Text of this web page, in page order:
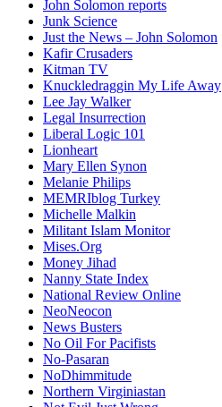
John Solomon reports
Junk Science
Just the News – John Solomon
Kafir Crusaders
Kitman TV
Knuckledraggin My Life Away
Lee Jay Walker
Legal Insurrection
Liberal Logic 101
Lionheart
Mary Ellen Synon
Melanie Philips
MEMRIblog Turkey
Michelle Malkin
Militant Islam Monitor
Mises.Org
Money Jihad
Nanny State Index
National Review Online
NeoNeocon
News Busters
No Oil For Pacifists
No-Pasaran
NoDhimmitude
Northern Virginiastan